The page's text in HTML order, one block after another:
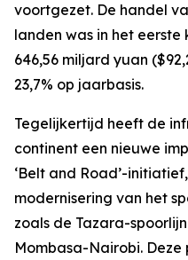
voortgezet. De handel
landen was in het
646,56 miljard yuan
23,7% op jaarbasis.
Tegelijkertijd heeft de
continent een nieuwe
‘Belt and Road’-
modernisering van het
zoals de Tazara-
Mombasa-Nairobi. Deze